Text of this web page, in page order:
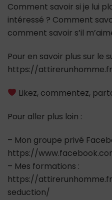
Comment savoir si je lui
intéressé ? Comment
comment savoir s’il
Pour en savoir plus sur le
https://
Likez, commentez,
Pour aller plus loin :
– Mon groupe privé
https://
– Mes formations :
https://
seduction/